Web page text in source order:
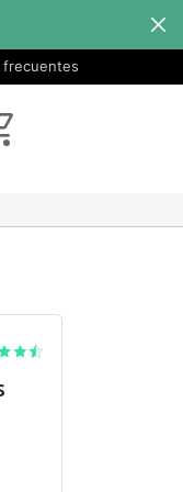
9 cuotas sin interés
frecuentes